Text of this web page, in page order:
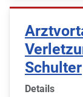
Schulter
Details